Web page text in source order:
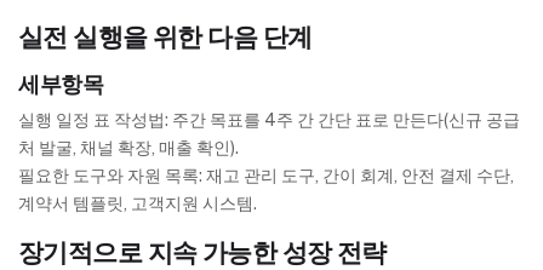
실전 실행을 위한 다음 단계
세부항목
실행 일정 표 작성법: 주간 목표를 4주 간 간단 표로 만든다(신규 공급
처 발굴, 채널 확장, 매출 확인).
필요한 도구와 자원 목록: 재고 관리 도구, 간이 회계, 안전 결제 수단,
계약서 템플릿, 고객지원 시스템.
장기적으로 지속 가능한 성장 전략